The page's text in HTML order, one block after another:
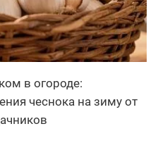
в огороде:
чеснока на зиму от